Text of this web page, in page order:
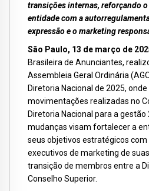
transições internas, reforçando
entidade com a
expressão e o marketing
São Paulo, 13 de março de
Brasileira de Anunciantes,
Assembleia Geral Ordinária
Diretoria Nacional de 2025,
movimentações realizadas no
Diretoria Nacional para a gestão
mudanças visam fortalecer a
seus objetivos estratégicos
executivos de marketing de
transição de membros entre a
Conselho Superior.